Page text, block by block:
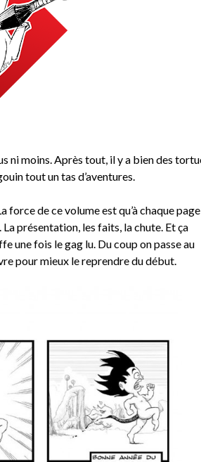
ni moins. Après tout, il y a bien des
tout un tas d’aventures.
de ce volume est qu’à chaque page
présentation, les faits, la chute. Et ça
une fois le gag lu. Du coup on passe au
pour mieux le reprendre du début.